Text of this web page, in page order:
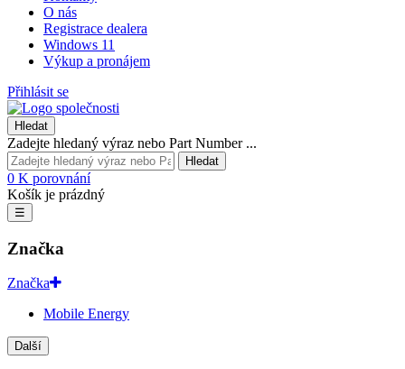
O nás
Registrace dealera
Windows 11
Výkup a pronájem
Přihlásit se
Hledat
Zadejte hledaný výraz nebo Part Number ...
Hledat
0 K porovnání
Košík je prázdný
☰
Značka
Značka
Mobile Energy
Další